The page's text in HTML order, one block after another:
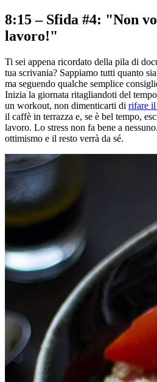
8:15 – Sfida #4: "Non
lavoro!"
Ti sei appena ricordato della pila di
tua scrivania? Sappiamo tutti quanto
ma seguendo qualche semplice
Inizia la giornata ritagliandoti del
un workout, non dimenticarti di rifare
il caffè in terrazza e, se è bel tempo,
lavoro. Lo stress non fa bene a
ottimismo e il resto verrà da sé.